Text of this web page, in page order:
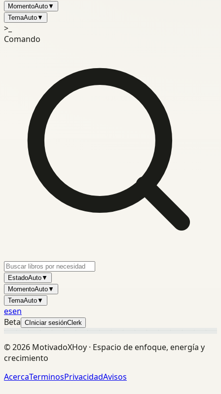
MomentoAuto▼
TemaAuto▼
>_
Comando
EstadoAuto▼
MomentoAuto▼
TemaAuto▼
esen
Beta C Iniciar sesiónClerk
©2026 MotivadoXHoy · Espacio de enfoque, energía y
crecimiento
AcercaTerminosPrivacidadAvisos